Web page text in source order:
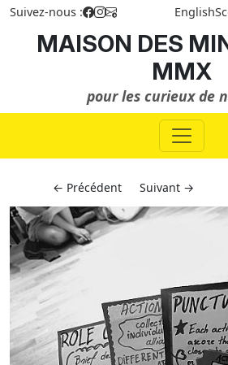
Suivez-nous : English
MAISON DES
MMX
pour les curieux de
← Précédent Suivant →